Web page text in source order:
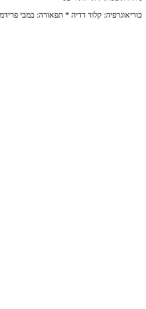
כוריאוגרפיה: קלוד דדיה * תפאורה: במבי